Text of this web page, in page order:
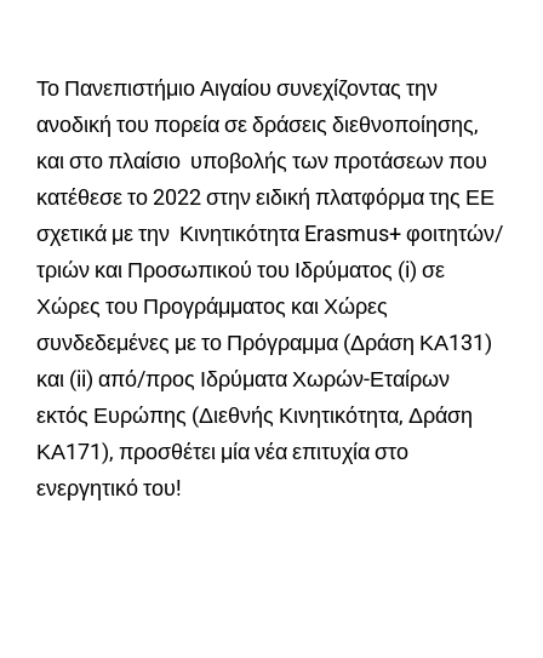
Το Πανεπιστήμιο Αιγαίου συνεχίζοντας την
ανοδική του πορεία σε δράσεις διεθνοποίησης,
και στο πλαίσιο υποβολής των προτάσεων που
κατέθεσε το 2022 στην ειδική πλατφόρμα της ΕΕ
σχετικά με την Κινητικότητα Erasmus+ φοιτητών/
τριών και Προσωπικού του Ιδρύματος (i) σε
Χώρες του Προγράμματος και Χώρες
συνδεδεμένες με το Πρόγραμμα (Δράση ΚΑ131)
και (ii) από/προς Ιδρύματα Χωρών-Εταίρων
εκτός Ευρώπης (Διεθνής Κινητικότητα, Δράση
ΚΑ171), προσθέτει μία νέα επιτυχία στο
ενεργητικό του!